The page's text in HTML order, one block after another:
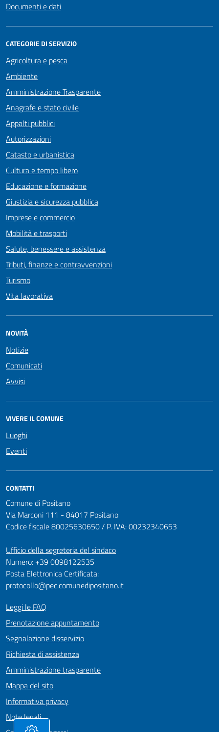
Documenti e dati
CATEGORIE DI SERVIZIO
Agricoltura e pesca
Ambiente
Amministrazione Trasparente
Anagrafe e stato civile
Appalti pubblici
Autorizzazioni
Catasto e urbanistica
Cultura e tempo libero
Educazione e formazione
Giustizia e sicurezza pubblica
Imprese e commercio
Mobilità e trasporti
Salute, benessere e assistenza
Tributi, finanze e contravvenzioni
Turismo
Vita lavorativa
NOVITÀ
Notizie
Comunicati
Avvisi
VIVERE IL COMUNE
Luoghi
Eventi
CONTATTI
Comune di Positano
Via Marconi 111 - 84017 Positano
Codice fiscale 80025630650 / P. IVA: 00232340653
Ufficio della segreteria del sindaco
Numero: +39 0898122535
Posta Elettronica Certificata:
protocollo@pec.comunedipositano.it
Leggi le FAQ
Prenotazione appuntamento
Segnalazione disservizio
Richiesta di assistenza
Amministrazione trasparente
Mappa del sito
Informativa privacy
Note legali